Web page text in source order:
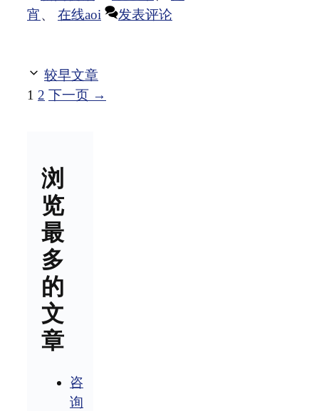
类
签
宵、 在线aoi 发表评论
较早文章
页
1 页
2 下一页 →
浏
览
最
多
的
文
章
咨
询